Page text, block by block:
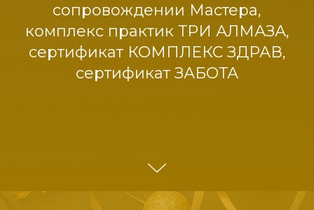
сопровождении Мастера,
комплекс практик ТРИ АЛМАЗА,
сертификат КОМПЛЕКС ЗДРАВ,
сертификат ЗАБОТА